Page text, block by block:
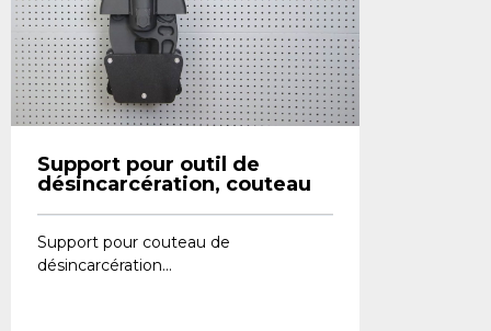
Support pour outil de
désincarcération, couteau
Support pour couteau de
désincarcération...